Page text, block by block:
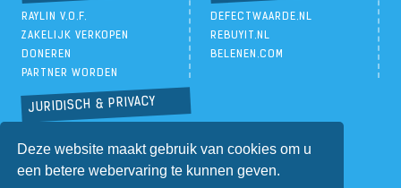
Deze website maakt gebruik van cookies om u
een betere webervaring te kunnen geven.
RAYLIN V.O.F.
ZAKELIJK VERKOPEN
DONEREN
PARTNER WORDEN
DEFECTWAARDE.NL
REBUYIT.NL
BELENEN.COM
JURIDISCH & PRIVACY
ALGEMENE VOORWAARDEN